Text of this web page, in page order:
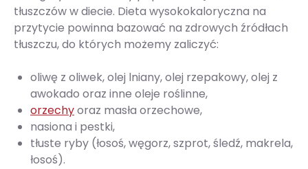
tłuszczów w diecie. Dieta wysokokaloryczna na
przytycie powinna bazować na zdrowych źródłach
tłuszczu, do których możemy zaliczyć:
oliwę z oliwek, olej lniany, olej rzepakowy, olej z
awokado oraz inne oleje roślinne,
orzechyoraz masła orzechowe,
nasiona i pestki,
tłuste ryby (łosoś, węgorz, szprot, śledź, makrela,
łosoś).